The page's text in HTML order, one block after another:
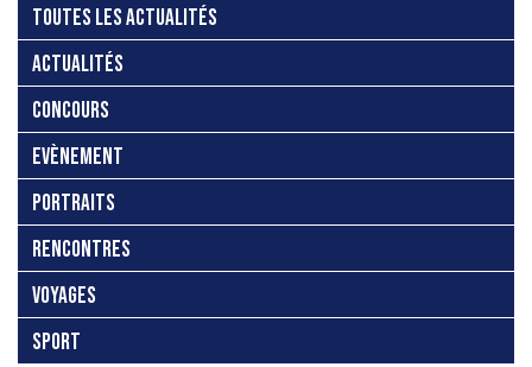
TOUTES LES ACTUALITÉS
ACTUALITÉS
CONCOURS
EVÈNEMENT
PORTRAITS
RENCONTRES
VOYAGES
SPORT